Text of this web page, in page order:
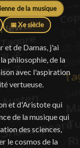
de la musique
📅 Xe siècle
et de Damas, j'ai
philosophie, de la
avec l'aspiration
vertueuse.
et d'Aristote qui
de la musique qui
des sciences,
le cosmos de la